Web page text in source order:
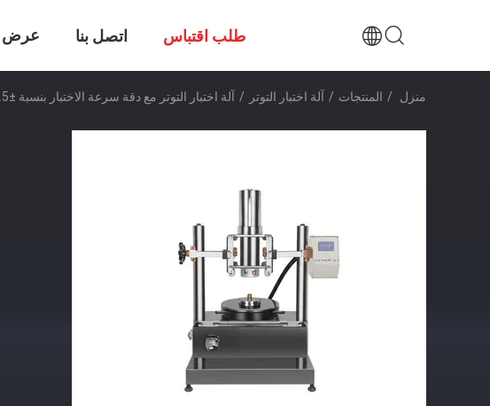
عرض اتصل بنا طلب اقتباس
منزل / المنتجات / آلة اختبار التوتر / آلة اختبار التوتر مع دقة سرعة الاختبار بنسبة ±0.5٪ قطر الاختبار 120 مم ودقة قياس الانحراف 0.001 مم